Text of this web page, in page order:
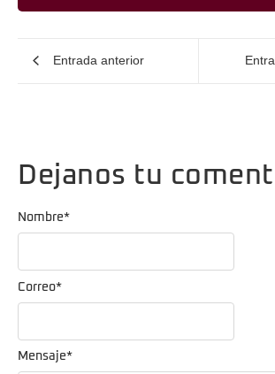
Entrada anterior
Dejanos tu
Mensaje*
Nombre*
Correo*